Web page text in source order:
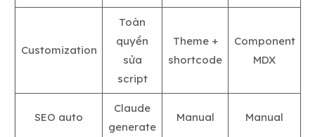
Customization
Toàn
quyền
sửa
script
Theme +
shortcode
Component
MDX
SEO auto
Claude
generate
Manual Manual